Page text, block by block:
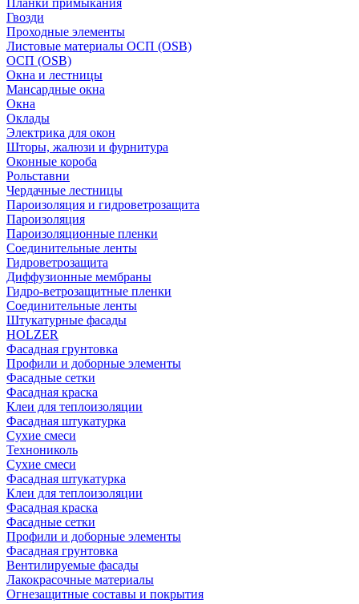
Планки примыкания
Гвозди
Проходные элементы
Листовые материалы ОСП (OSB)
ОСП (OSB)
Окна и лестницы
Мансардные окна
Окна
Оклады
Электрика для окон
Шторы, жалюзи и фурнитура
Оконные короба
Рольставни
Чердачные лестницы
Пароизоляция и гидроветрозащита
Пароизоляция
Пароизоляционные пленки
Соединительные ленты
Гидроветрозащита
Диффузионные мембраны
Гидро-ветрозащитные пленки
Соединительные ленты
Штукатурные фасады
HOLZER
Фасадная грунтовка
Профили и доборные элементы
Фасадные сетки
Фасадная краска
Клеи для теплоизоляции
Фасадная штукатурка
Сухие смеси
Технониколь
Сухие смеси
Фасадная штукатурка
Клеи для теплоизоляции
Фасадная краска
Фасадные сетки
Профили и доборные элементы
Фасадная грунтовка
Вентилируемые фасады
Лакокрасочные материалы
Огнезащитные составы и покрытия